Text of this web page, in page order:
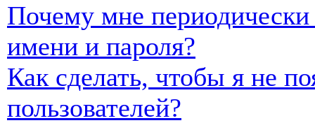
Почему мне периодически
имени и пароля?
Как сделать, чтобы я не
пользователей?